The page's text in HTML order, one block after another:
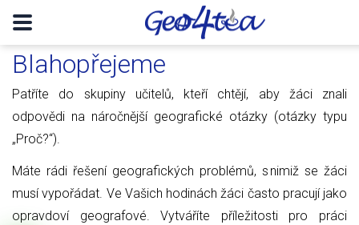
Blahopřejeme
Patříte do skupiny učitelů, kteří chtějí, aby žáci znali
odpovědi na náročnější geografické otázky (otázky typu
„Proč?“).
Máte rádi řešení geografických problémů, s nimiž se žáci
musí vypořádat. Ve Vašich hodinách žáci často pracují jako
opravdoví geografové. Vytváříte příležitosti pro práci